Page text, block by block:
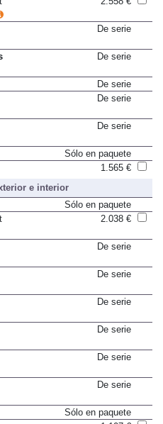
De serie
Sólo en paquete
e interior
Sólo en paquete